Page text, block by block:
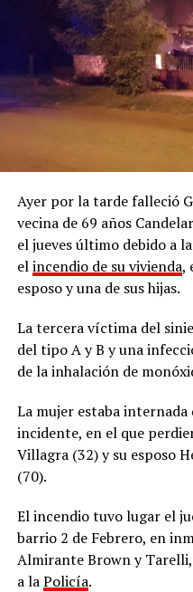
Ayer por la tarde falleció
vecina de 69 años
el jueves último debido a
elincendio de su vivienda,
esposo y una de sus hijas.
La tercera víctima del
del tipo A y B y una
de la inhalación de
La mujer estaba internada
incidente, en el que
Villagra (32) y su esposo
(70).
El incendio tuvo lugar el
barrio 2 de Febrero, en
Almirante Brown y
a laPolicía.